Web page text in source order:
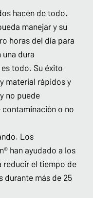
hacen de todo.
manejar y su
horas del día para
dura
todo. Su éxito
material rápidos y
no puede
o no
Los
han ayudado a los
reducir el tiempo de
durante más de 25